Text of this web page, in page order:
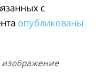
с
опубликованы